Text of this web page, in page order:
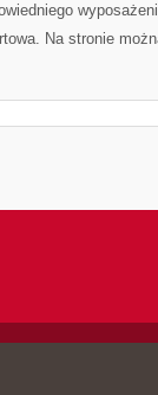
Na stronie